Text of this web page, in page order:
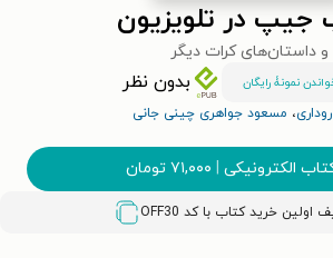
جیپ در تلویزیون
و داستان‌های کرات دیگر
نمونۀ رایگان بدون نظر
، مسعود جواهری چینی جانی
الکترونیکی | ۷۱,۰۰۰ تومان
OFF30